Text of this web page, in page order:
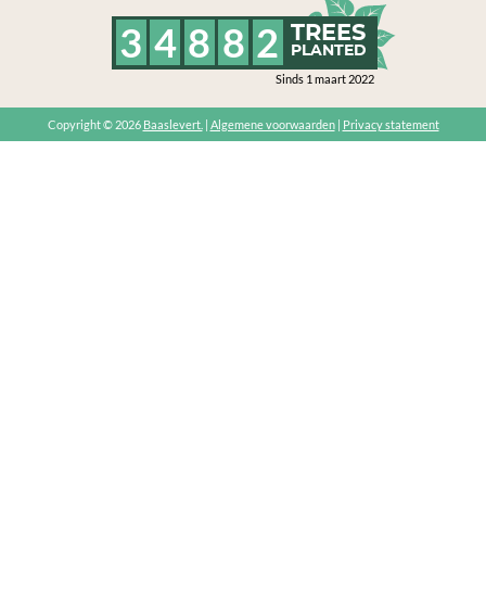
3 4 8 8 2 TREES
PLANTED
Sinds 1 maart 2022
Copyright © 2026 Baaslevert. | Algemene voorwaarden| Privacy statement